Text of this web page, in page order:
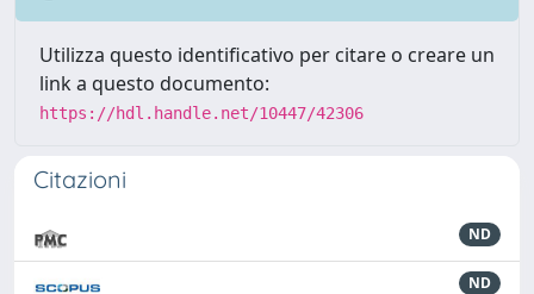
Utilizza questo identificativo per citare o creare un
link a questo documento:
https://hdl.handle.net/10447/42306
Citazioni
ND
ND